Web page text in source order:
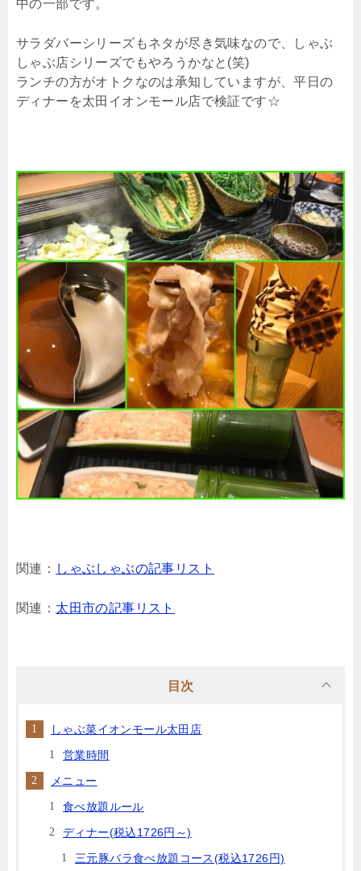
中の一部です。
サラダバーシリーズもネタが尽き気味なので、しゃぶ
しゃぶ店シリーズでもやろうかなと(笑)
ランチの方がオトクなのは承知していますが、平日の
ディナーを太田イオンモール店で検証です☆
関連： しゃぶしゃぶの記事リスト
関連： 太田市の記事リスト
目次
しゃぶ菜イオンモール太田店
営業時間
メニュー
食べ放題ルール
ディナー(税込1726円～)
三元豚バラ食べ放題コース(税込1726円)